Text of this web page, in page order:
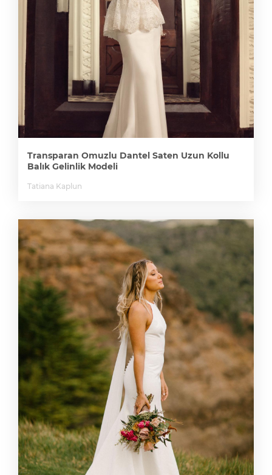
Transparan Omuzlu Dantel Saten Uzun Kollu
Balık Gelinlik Modeli
Tatiana Kaplun